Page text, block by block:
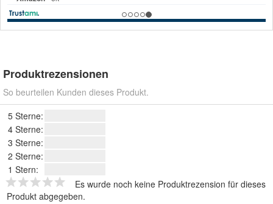
Produktrezensionen
So beurteilen Kunden dieses Produkt.
5 Sterne:
4 Sterne:
3 Sterne:
2 Sterne:
1 Stern:
Es wurde noch keine Produktrezension für dieses
Produkt abgegeben.